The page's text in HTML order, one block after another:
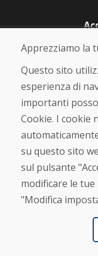
Apprezziamo la
Questo sito
esperienza di
importanti
Cookie. I cookie
su questo sito
sul pulsante
modificare le
"Modifica